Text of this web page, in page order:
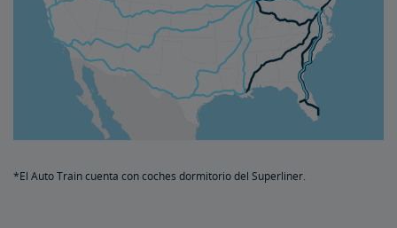
*El Auto Train cuenta con coches dormitorio del Superliner.